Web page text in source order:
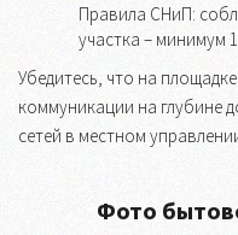
Правила СНиП:
участка – минимум
Убедитесь, что на
коммуникации на глубине
сетей в местном
Фото